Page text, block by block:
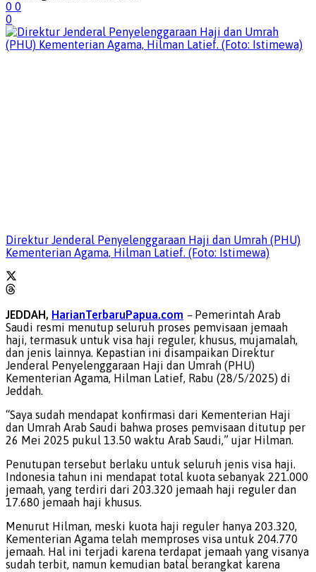
0 0
0
Direktur Jenderal Penyelenggaraan Haji dan Umrah (PHU)
Kementerian Agama, Hilman Latief. (Foto: Istimewa)
JEDDAH, HarianTerbaruPapua.com –Pemerintah Arab
Saudi resmi menutup seluruh proses pemvisaan jemaah
haji, termasuk untuk visa haji reguler, khusus, mujamalah,
dan jenis lainnya. Kepastian ini disampaikan Direktur
Jenderal Penyelenggaraan Haji dan Umrah (PHU)
Kementerian Agama, Hilman Latief, Rabu (28/5/2025) di
Jeddah.
“Saya sudah mendapat konfirmasi dari Kementerian Haji
dan Umrah Arab Saudi bahwa proses pemvisaan ditutup per
26 Mei 2025 pukul 13.50 waktu Arab Saudi,” ujar Hilman.
Penutupan tersebut berlaku untuk seluruh jenis visa haji.
Indonesia tahun ini mendapat total kuota sebanyak 221.000
jemaah, yang terdiri dari 203.320 jemaah haji reguler dan
17.680 jemaah haji khusus.
Menurut Hilman, meski kuota haji reguler hanya 203.320,
Kementerian Agama telah memproses visa untuk 204.770
jemaah. Hal ini terjadi karena terdapat jemaah yang visanya
sudah terbit, namun kemudian batal berangkat karena